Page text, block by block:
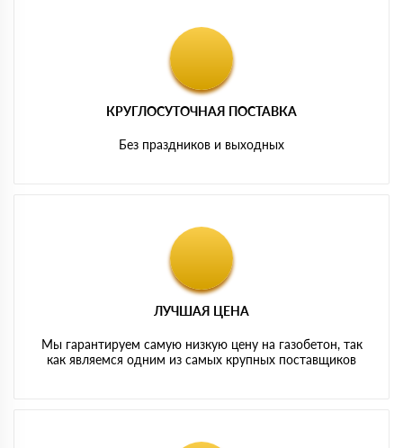
КРУГЛОСУТОЧНАЯ ПОСТАВКА
Без праздников и выходных
ЛУЧШАЯ ЦЕНА
Мы гарантируем самую низкую цену на газобетон, так
как являемся одним из самых крупных поставщиков